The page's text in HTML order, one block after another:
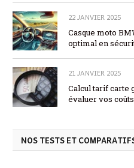
22 JANVIER 2025
Casque moto
optimal en
21 JANVIER 2025
Calcul tarif carte
évaluer vos
NOS TESTS ET